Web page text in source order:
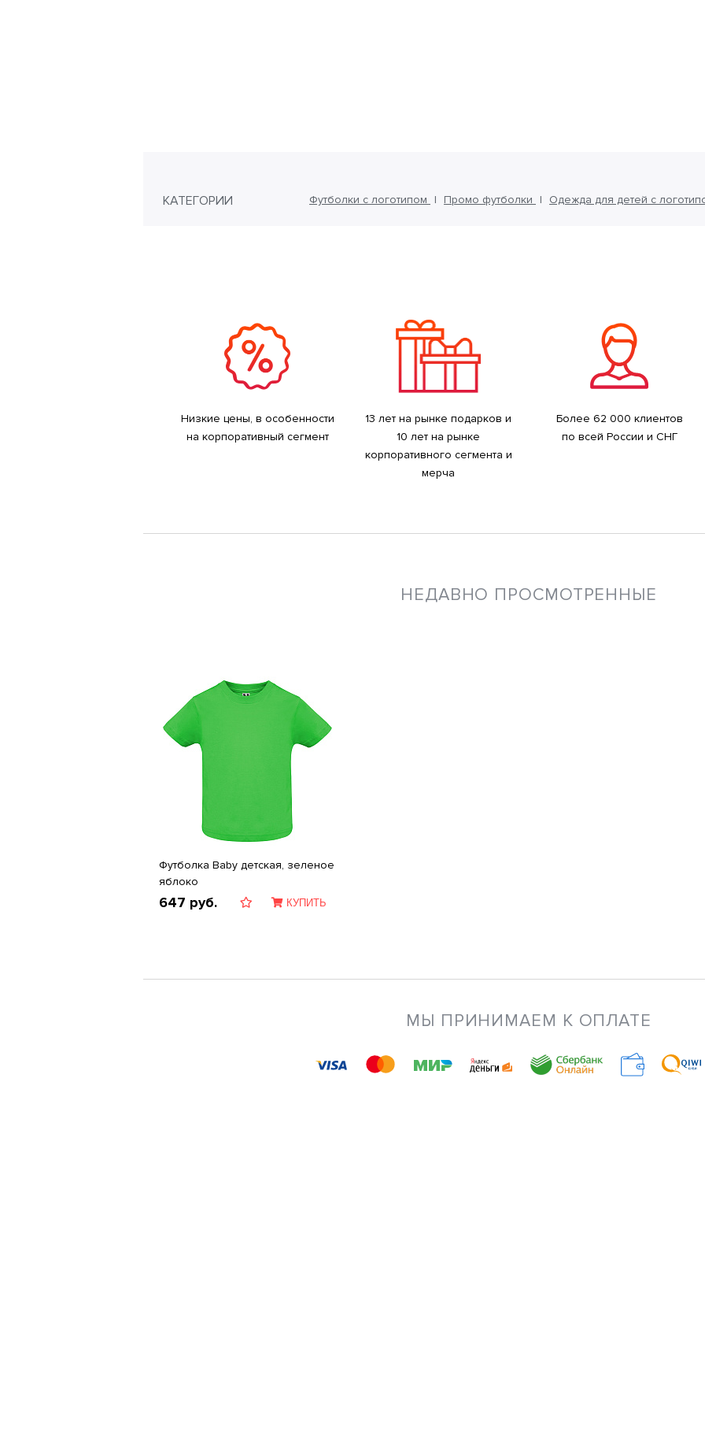
КАТЕГОРИИ Футболки с логотипом Промо футболки Одежда для детей с
Низкие цены, в особенности
на корпоративный сегмент
13 лет на рынке подарков и
10 лет на рынке
корпоративного сегмента и
мерча
Более 62 000 клиентов
по всей России и СНГ
НЕДАВНО ПРОСМОТРЕННЫЕ
Футболка Baby детская, зеленое
яблоко
647 руб. КУПИТЬ
МЫ ПРИНИМАЕМ К ОПЛАТЕ